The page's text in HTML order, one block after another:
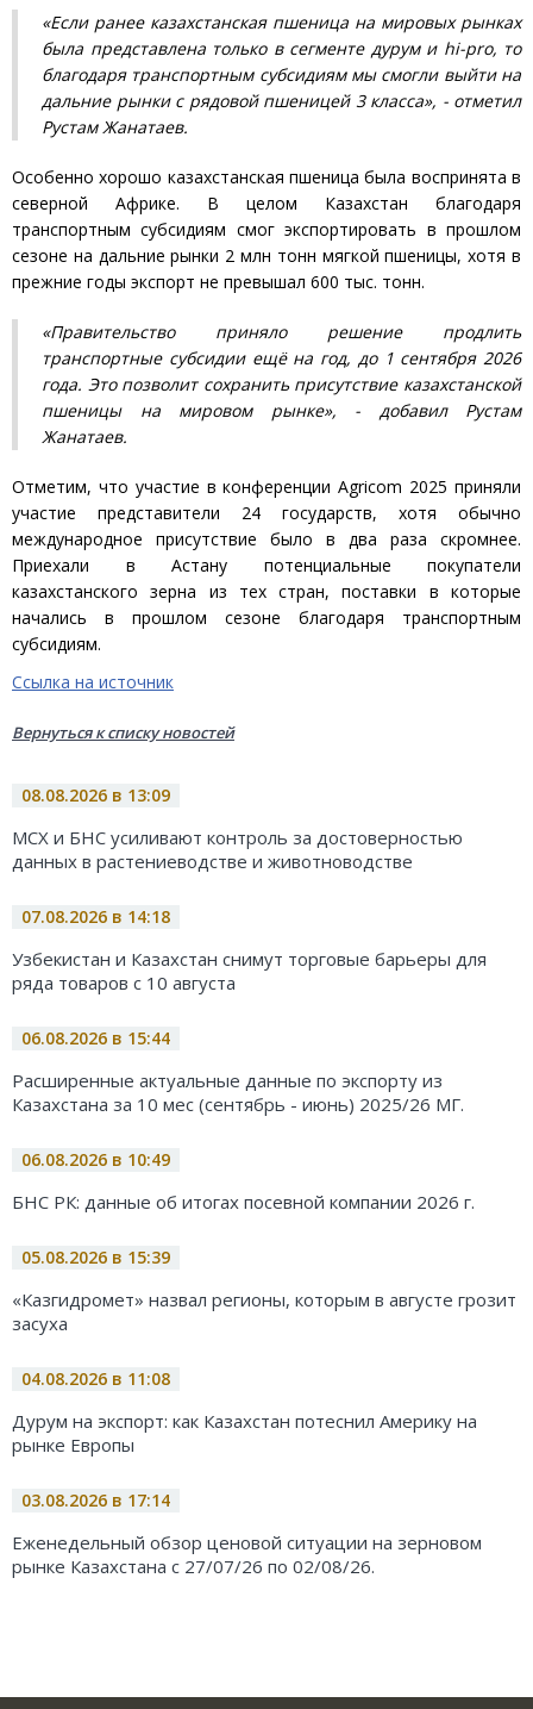
«Если ранее казахстанская пшеница на мировых рынках
была представлена только в сегменте дурум и hi-pro, то
благодаря транспортным субсидиям мы смогли выйти на
дальние рынки с рядовой пшеницей 3 класса», - отметил
Рустам Жанатаев.
Особенно хорошо казахстанская пшеница была воспринята в
северной Африке. В целом Казахстан благодаря
транспортным субсидиям смог экспортировать в прошлом
сезоне на дальние рынки 2 млн тонн мягкой пшеницы, хотя в
прежние годы экспорт не превышал 600 тыс. тонн.
«Правительство приняло решение продлить
транспортные субсидии ещё на год, до 1 сентября 2026
года. Это позволит сохранить присутствие казахстанской
пшеницы на мировом рынке», - добавил Рустам
Жанатаев.
Отметим, что участие в конференции Agricom 2025 приняли
участие представители 24 государств, хотя обычно
международное присутствие было в два раза скромнее.
Приехали в Астану потенциальные покупатели
казахстанского зерна из тех стран, поставки в которые
начались в прошлом сезоне благодаря транспортным
субсидиям.
Ссылка на источник
Вернуться к списку новостей
08.08.2026 в 13:09
МСХ и БНС усиливают контроль за достоверностью
данных в растениеводстве и животноводстве
07.08.2026 в 14:18
Узбекистан и Казахстан снимут торговые барьеры для
ряда товаров с 10 августа
06.08.2026 в 15:44
Расширенные актуальные данные по экспорту из
Казахстана за 10 мес (сентябрь - июнь) 2025/26 МГ.
06.08.2026 в 10:49
БНС РК: данные об итогах посевной компании 2026 г.
05.08.2026 в 15:39
«Казгидромет» назвал регионы, которым в августе грозит
засуха
04.08.2026 в 11:08
Дурум на экспорт: как Казахстан потеснил Америку на
рынке Европы
03.08.2026 в 17:14
Еженедельный обзор ценовой ситуации на зерновом
рынке Казахстана с 27/07/26 по 02/08/26.